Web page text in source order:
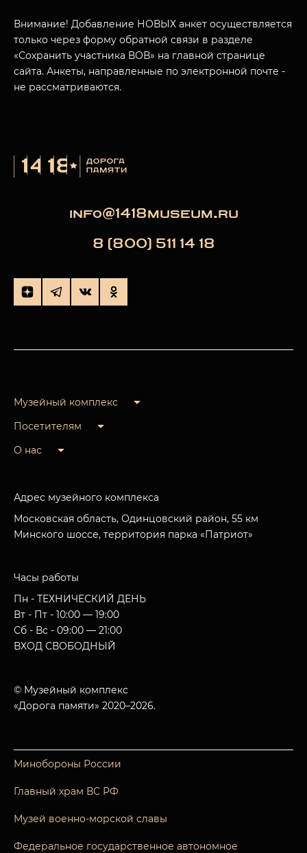
ПОСЕТИТЕЛЯМ
О НАС
Внимание! Добавление НОВЫХ анкет осуществляется
только через форму обратной связи в разделе
«Сохранить участника ВОВ» на главной странице
сайта. Анкеты, направленные по электронной почте -
не рассматриваются.
info@1418museum.ru
8 (800) 511 14 18
Музейный комплекс
Посетителям
О нас
Адрес музейного комплекса
Московская область, Одинцовский район, 55 км
Минского шоссе, территория парка «Патриот»
Часы работы
Пн - ТЕХНИЧЕСКИЙ ДЕНЬ
Вт - Пт - 10:00 — 19:00
Сб - Вс - 09:00 — 21:00
ВХОД СВОБОДНЫЙ
© Музейный комплекс
«Дорога памяти» 2020–2026.
Минобороны России
Главный храм ВС РФ
Музей военно-морской славы
Федеральное государственное автономное